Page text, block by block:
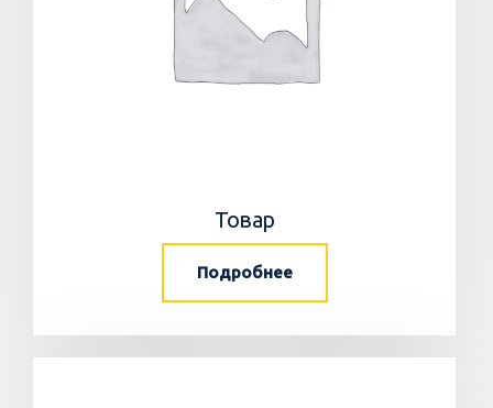
Товар
Подробнее